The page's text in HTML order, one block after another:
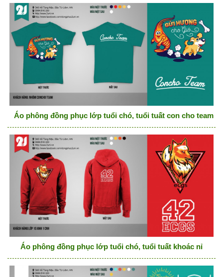
Áo phông đồng phục lớp tuổi chó, tuổi tuất con cho team
Áo phông đồng phục lớp tuổi chó, tuổi tuất khoác nỉ